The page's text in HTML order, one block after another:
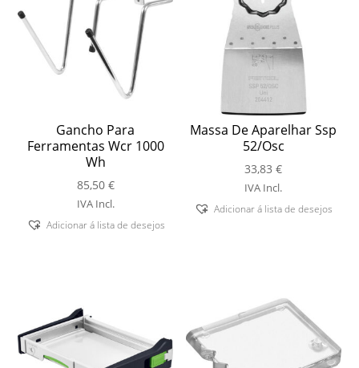
Gancho Para
Ferramentas Wcr 1000
Wh
85,50 €
IVA Incl.
Adicionar á lista de desejos
Massa De Aparelhar Ssp
52/Osc
33,83€
IVA Incl.
Adicionar á lista de desejos